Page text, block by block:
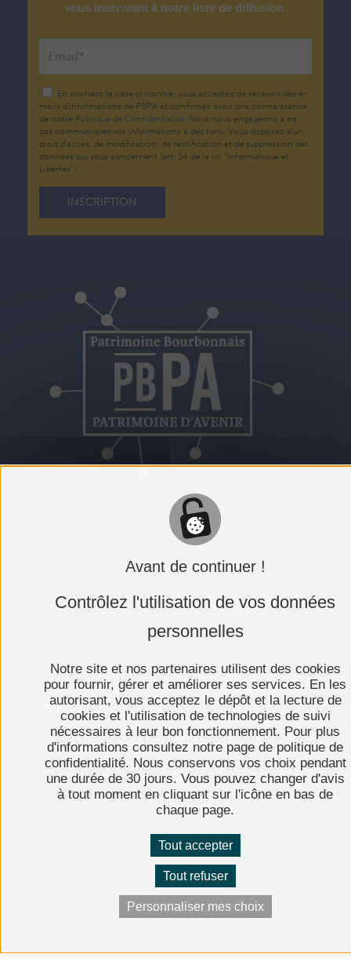
vous inscrivant à notre liste de diffusion.
En cochant la case ci-contre, vous acceptez de recevoir des e-
mails d’informations de PBPA et confirmez avoir pris connaissance
de notre Politique de Confidentialité. Nous nous engageons à ne
pas communiquer vos informations à des tiers. Vous disposez d'un
droit d'accès, de modification, de rectification et de suppression des
données qui vous concernent (art. 34 de la loi "Informatique et
Libertés").
L'ASSOCIATION
ADHÉRER AU PBPA
PRESSE
EXPOSER
ÉDITIONS PRÉCÉDENTES
Mentions légales
Plan du site
Politique de confidentialité
c-toucom-web
Avant de continuer !
Contrôlez l'utilisation de vos données
personnelles
Notre site et nos partenaires utilisent des cookies
pour fournir, gérer et améliorer ses services. En les
autorisant, vous acceptez le dépôt et la lecture de
cookies et l'utilisation de technologies de suivi
nécessaires à leur bon fonctionnement. Pour plus
d'informations consultez notre page de politique de
confidentialité. Nous conservons vos choix pendant
une durée de 30 jours. Vous pouvez changer d'avis
à tout moment en cliquant sur l'icône en bas de
chaque page.
Tout accepter
Tout refuser
Personnaliser mes choix